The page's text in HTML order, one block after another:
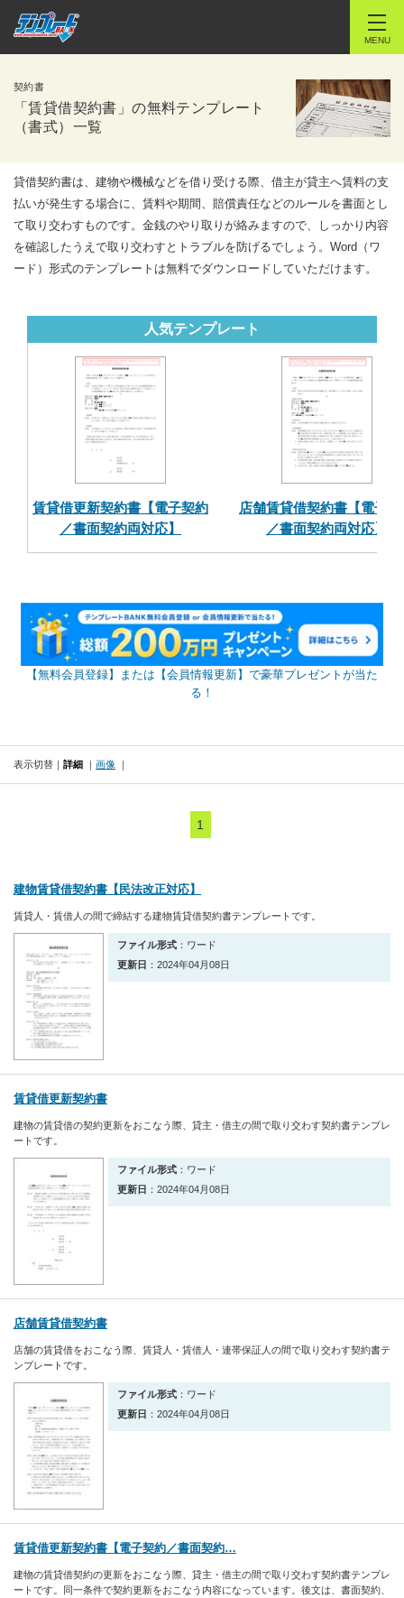
MENU
契約書
「賃貸借契約書」の無料テンプレート
（書式）一覧
貸借契約書は、建物や機械などを借り受ける際、借主が貸主へ賃料の支
払いが発生する場合に、賃料や期間、賠償責任などのルールを書面とし
て取り交わすものです。金銭のやり取りが絡みますので、しっかり内容
を確認したうえで取り交わすとトラブルを防げるでしょう。Word（ワ
ード）形式のテンプレートは無料でダウンロードしていただけます。
人気テンプレート
賃貸借更新契約書【電子契約
／書面契約両対応】
店舗賃貸借契約書【電子契
／書面契約両対応】
【無料会員登録】または【会員情報更新】で豪華プレゼントが当た
る！
表示切替 詳細 画像
1
建物賃貸借契約書【民法改正対応】
賃貸人・賃借人の間で締結する建物賃貸借契約書テンプレートです。
ファイル形式 ：ワード
更新日 ：2024年04月08日
賃貸借更新契約書
建物の賃貸借の契約更新をおこなう際、貸主・借主の間で取り交わす契約書テンプレ
ートです。
ファイル形式 ：ワード
更新日 ：2024年04月08日
店舗賃貸借契約書
店舗の賃貸借をおこなう際、賃貸人・賃借人・連帯保証人の間で取り交わす契約書テ
ンプレートです。
ファイル形式 ：ワード
更新日 ：2024年04月08日
賃貸借更新契約書【電子契約／書面契約…
建物の賃貸借契約の更新をおこなう際、貸主・借主の間で取り交わす契約書テンプレ
ートです。同一条件で契約更新をおこなう内容になっています。後文は、書面契約、